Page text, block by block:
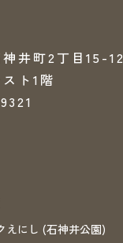
井町2丁目15-12
ト1階
えにし (石神井公園)